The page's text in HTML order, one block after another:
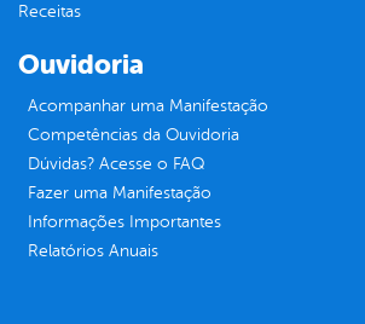
Receitas
Ouvidoria
Acompanhar uma Manifestação
Competências da Ouvidoria
Dúvidas? Acesse o FAQ
Fazer uma Manifestação
Informações Importantes
Relatórios Anuais